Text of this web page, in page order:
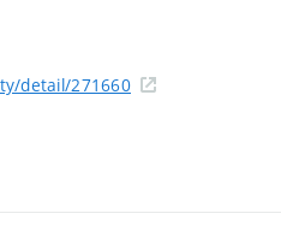
detail/271660